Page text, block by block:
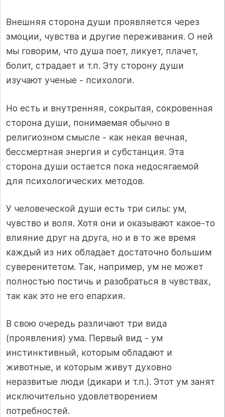
Внешняя сторона души проявляется через
эмоции, чувства и другие переживания. О ней
мы говорим, что душа поет, ликует, плачет,
болит, страдает и т.п. Эту сторону души
изучают ученые - психологи.
Но есть и внутренняя, сокрытая, сокровенная
сторона души, понимаемая обычно в
религиозном смысле - как некая вечная,
бессмертная энергия и субстанция. Эта
сторона души остается пока недосягаемой
для психологических методов.
У человеческой души есть три силы: ум,
чувство и воля. Хотя они и оказывают какое-то
влияние друг на друга, но и в то же время
каждый из них обладает достаточно большим
суверенитетом. Так, например, ум не может
полностью постичь и разобраться в чувствах,
так как это не его епархия.
В свою очередь различают три вида
(проявления) ума. Первый вид - ум
инстинктивный, которым обладают и
животные, и которым живут духовно
неразвитые люди (дикари и т.п.). Этот ум занят
исключительно удовлетворением
потребностей.